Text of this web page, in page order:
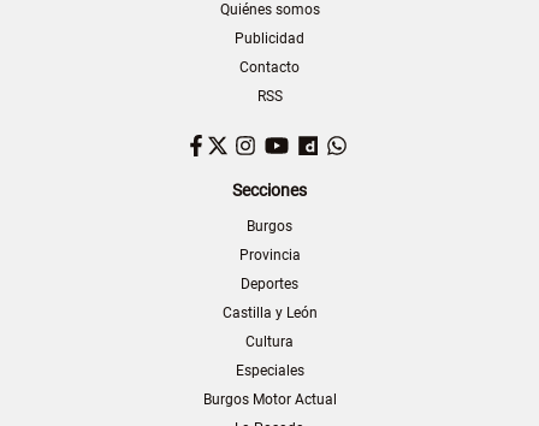
Quiénes somos
Publicidad
Contacto
RSS
Facebook
TwitterInstagram
YouTubeDailymotion
Secciones
Burgos
Provincia
Deportes
Castilla y León
Cultura
Especiales
Burgos Motor Actual